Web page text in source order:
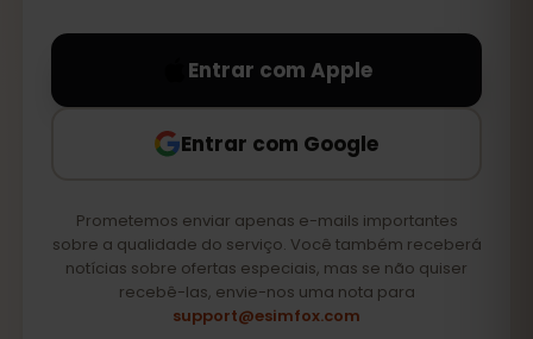
Entrar com Apple
Entrar com Google
Prometemos enviar apenas e-mails importantes
sobre a qualidade do serviço. Você também receberá
notícias sobre ofertas especiais, mas se não quiser
recebê-las, envie-nos uma nota para
support@esimfox.com